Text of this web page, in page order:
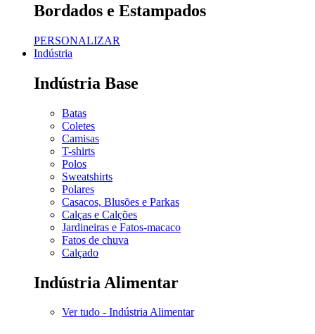
Bordados e Estampados
PERSONALIZAR
Indústria
Indústria Base
Batas
Coletes
Camisas
T-shirts
Polos
Sweatshirts
Polares
Casacos, Blusões e Parkas
Calças e Calções
Jardineiras e Fatos-macaco
Fatos de chuva
Calçado
Indústria Alimentar
Ver tudo - Indústria Alimentar